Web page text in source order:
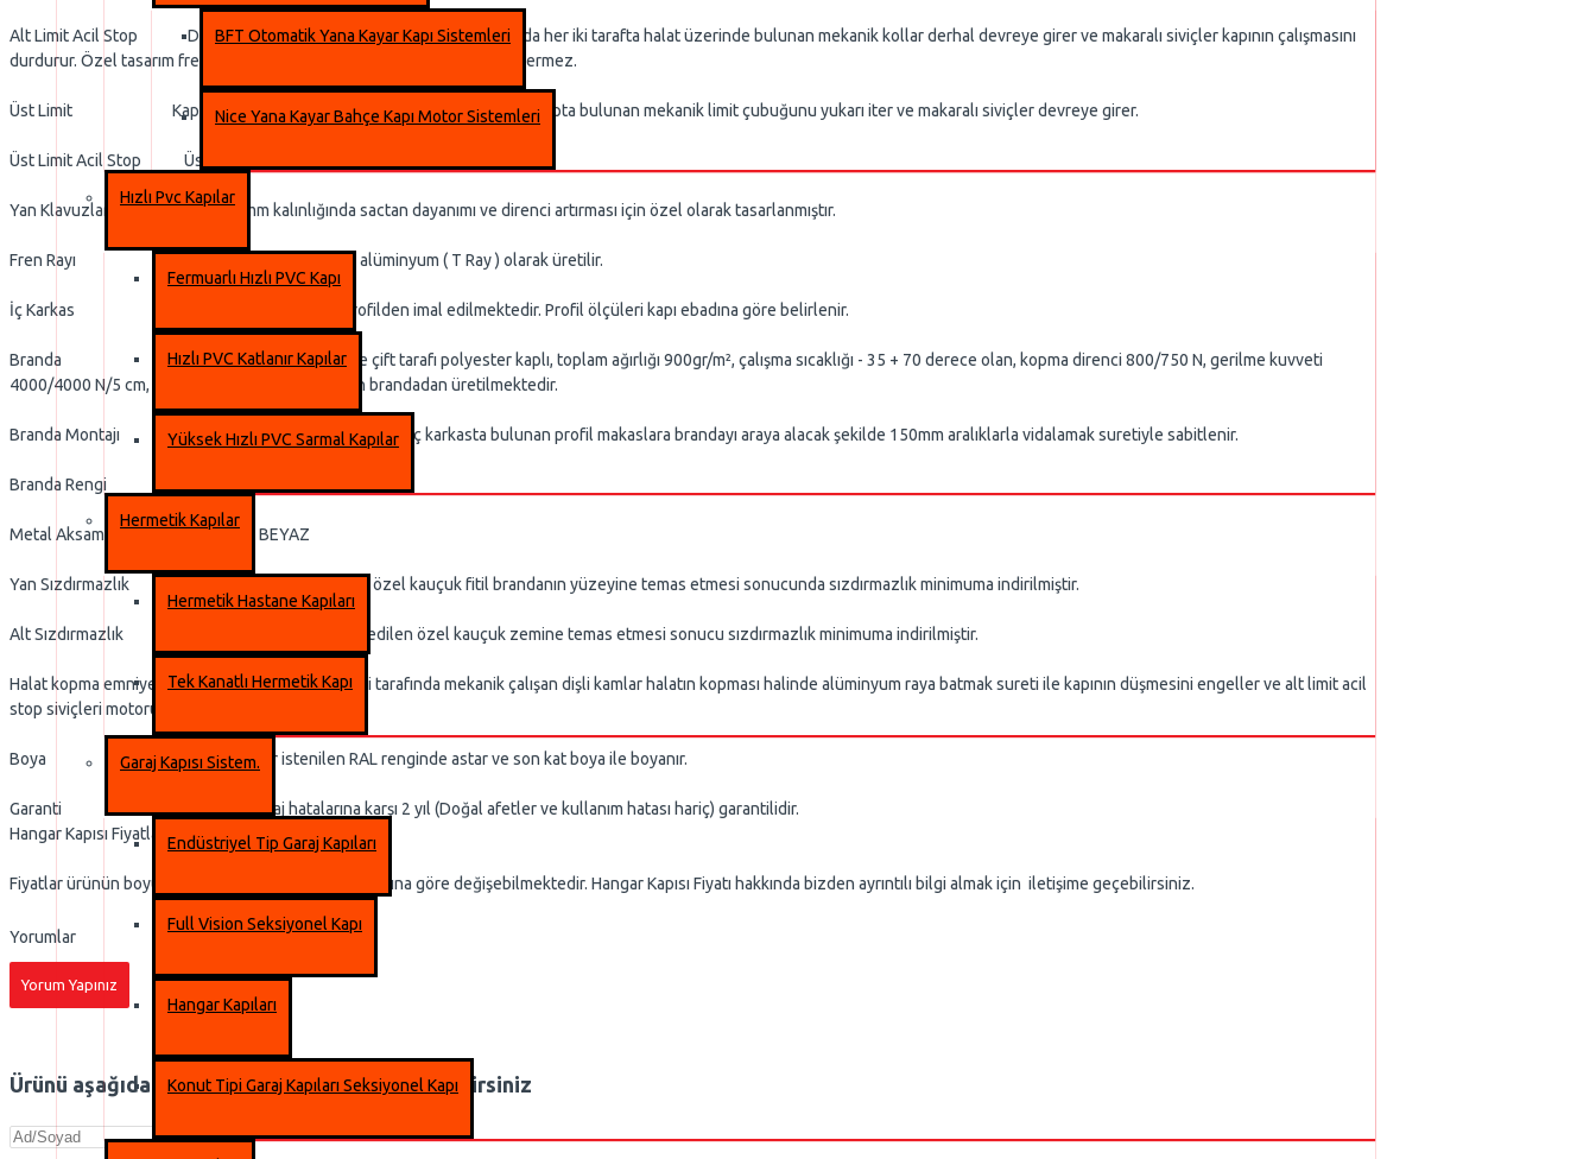
BFT Otomatik Yana Kayar Kapı Sistemleri
Nice Yana Kayar Bahçe Kapı Motor Sistemleri
Hızlı Pvc Kapılar
Fermuarlı Hızlı PVC Kapı
Hızlı PVC Katlanır Kapılar
Yüksek Hızlı PVC Sarmal Kapılar
Hermetik Kapılar
Hermetik Hastane Kapıları
Tek Kanatlı Hermetik Kapı
Garaj Kapısı Sistem.
Endüstriyel Tip Garaj Kapıları
Full Vision Seksiyonel Kapı
Hangar Kapıları
Konut Tipi Garaj Kapıları Seksiyonel Kapı
Alt Limit Acil Stop Dış etkenler sonucu halatın kopması durumunda her iki tarafta halat üzerinde bulunan mekanik kollar derhal devreye girer ve makaralı siviçler kapının çalışmasını
durdurur. Özel tasarım fren mekanizması kapının kapanmasına olanak vermez.
Üst Limit Kapı açılmasını tamamladığında en üst makas üst grupta bulunan mekanik limit çubuğunu yukarı iter ve makaralı siviçler devreye girer.
Üst Limit Acil Stop Üst limit arızası durumunda devreye girer.
Yan Klavuzlar 10 ile 15 mm kalınlığında sactan dayanımı ve direnci artırması için özel olarak tasarlanmıştır.
Fren Rayı 15 mm Et kalınlığında özel alüminyum ( T Ray ) olarak üretilir.
İç Karkas İç taşıyıcı makaslar kutu profilden imal edilmektedir. Profil ölçüleri kapı ebadına göre belirlenir.
Branda MEHLER marka 1100 Denye çift tarafı polyester kaplı, toplam ağırlığı 900gr/m², çalışma sıcaklığı - 35 + 70 derece olan, kopma direnci 800/750 N, gerilme kuvveti
4000/4000 N/5 cm, yapışma kuvveti 100 N/5 olan brandadan üretilmektedir.
Branda Montajı Özel alüminyum çıta profillerin, iç karkasta bulunan profil makaslara brandayı araya alacak şekilde 150mm aralıklarla vidalamak suretiyle sabitlenir.
Branda Rengi RAL
Metal Aksam Rengi RAL 9002 BEYAZ
Yan Sızdırmazlık Klavuzların her iki yanında özel kauçuk fitil brandanın yüzeyine temas etmesi sonucunda sızdırmazlık minimuma indirilmiştir.
Alt Sızdırmazlık Alt taşıyıcı makasa monte edilen özel kauçuk zemine temas etmesi sonucu sızdırmazlık minimuma indirilmiştir.
Halat kopma emniyeti Alt taşıyıcı makasın her iki tarafında mekanik çalışan dişli kamlar halatın kopması halinde alüminyum raya batmak sureti ile kapının düşmesini engeller ve alt limit acil
stop siviçleri motoru durdurur.
Boya Metal Aksamlar istenilen RAL renginde astar ve son kat boya ile boyanır.
Garanti İmalat ve montaj hatalarına karşı 2 yıl (Doğal afetler ve kullanım hatası hariç) garantilidir.
Hangar Kapısı Fiyatları
Fiyatlar ürünün boyutuna, istenilen ürüne ve ayrıntısına göre değişebilmektedir. Hangar Kapısı Fiyatı hakkında bizden ayrıntılı bilgi almak için iletişime geçebilirsiniz.
Yorumlar
Yorum Yapınız
Ürünü aşağıdan puanlayabilir ve yorum yazabilirsiniz